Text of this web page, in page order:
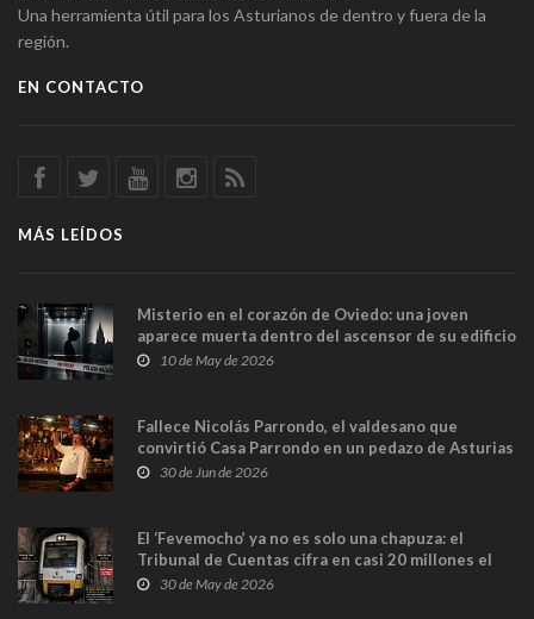
Una herramienta útil para los Asturianos de dentro y fuera de la
región.
EN CONTACTO
MÁS LEÍDOS
Misterio en el corazón de Oviedo: una joven
aparece muerta dentro del ascensor de su edificio
y las cámaras captan sus últimos minutos
10 de May de 2026
Fallece Nicolás Parrondo, el valdesano que
convirtió Casa Parrondo en un pedazo de Asturias
en Madrid
30 de Jun de 2026
El ‘Fevemocho’ ya no es solo una chapuza: el
Tribunal de Cuentas cifra en casi 20 millones el
sobrecoste de los trenes que no cabían por los
30 de May de 2026